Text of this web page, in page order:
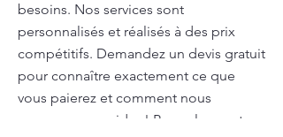
besoins. Nos services sont
personnalisés et réalisés à des prix
compétitifs. Demandez un devis gratuit
pour connaître exactement ce que
vous paierez et comment nous
pouvons vous aider ! Pomerleau est